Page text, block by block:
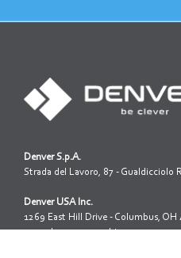
Denver S.p.A.
Strada del Lavoro, 87 - Gualdicciolo
Denver USA Inc.
1269 East Hill Drive - Columbus, OH
www.denverusamachinery.com